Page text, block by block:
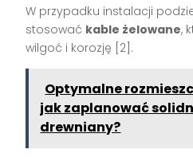
W przypadku instalacji
stosować kable żelowane,
wilgoć i korozję [2] .
Optymalne
jak zaplanować
drewniany?